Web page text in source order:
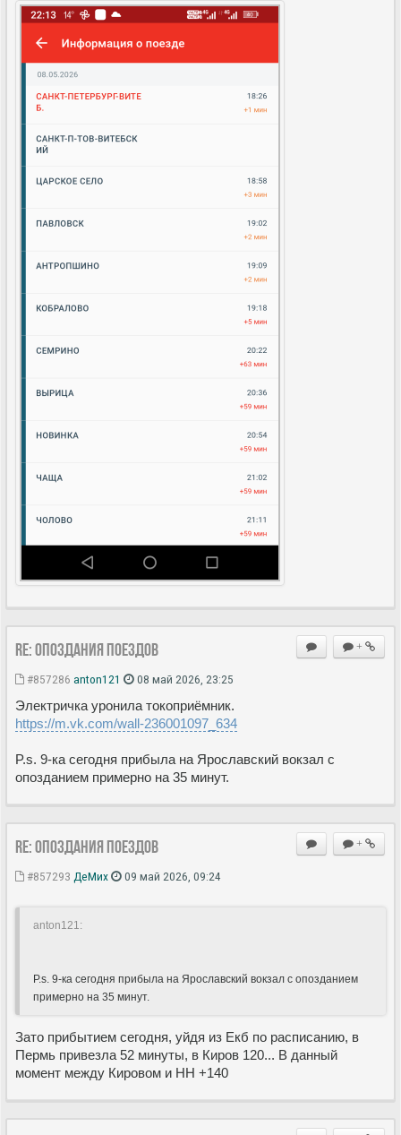
+
Re: Опоздания поездов
#857286 anton121 08 май 2026, 23:25
Электричка уронила токоприёмник.
https://m.vk.com/wall-236001097_634
P.s. 9-ка сегодня прибыла на Ярославский вокзал с
опозданием примерно на 35 минут.
+
Re: Опоздания поездов
#857293 ДеМих 09 май 2026, 09:24
anton121:
P.s. 9-ка сегодня прибыла на Ярославский вокзал с опозданием
примерно на 35 минут.
Зато прибытием сегодня, уйдя из Екб по расписанию, в
Пермь привезла 52 минуты, в Киров 120... В данный
момент между Кировом и НН +140